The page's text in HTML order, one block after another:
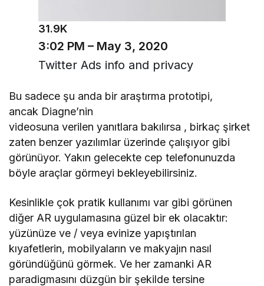
31.9K
3:02 PM – May 3, 2020
Twitter Ads info and privacy
Bu sadece şu anda bir araştırma prototipi,
ancak Diagne’nin
videosuna verilen yanıtlara bakılırsa , birkaç şirket
zaten benzer yazılımlar üzerinde çalışıyor gibi
görünüyor. Yakın gelecekte cep telefonunuzda
böyle araçlar görmeyi bekleyebilirsiniz.
Kesinlikle çok pratik kullanımı var gibi görünen
diğer AR uygulamasına güzel bir ek olacaktır:
yüzünüze ve / veya evinize yapıştırılan
kıyafetlerin, mobilyaların ve makyajın nasıl
göründüğünü görmek. Ve her zamanki AR
paradigmasını düzgün bir şekilde tersine